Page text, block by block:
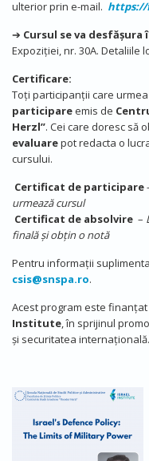
ulterior prin e-mail. https://
➔ Cursul se va desfășura
Expoziției, nr. 30A. Detaliile
Certificare:
Toți participanții care
participareemis de
Herzl”. Cei care doresc să
evaluarepot redacta o
cursului.
Certificat de participare
urmează cursul
Certificat de absolvire –
finală și obțin o notă
Pentru informații
csis@snspa.ro.
Acest program este
Institute , în sprijinul
și securitatea internațională.